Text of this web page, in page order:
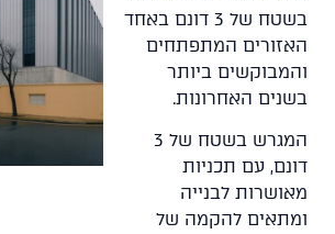
בשטח של 3 דונם באחד
האזורים המתפתחים
והמבוקשים ביותר
בשנים האחרונות.
המגרש בשטח של 3
דונם, עם תכניות
מאושרות לבנייה
ומתאים להקמה של